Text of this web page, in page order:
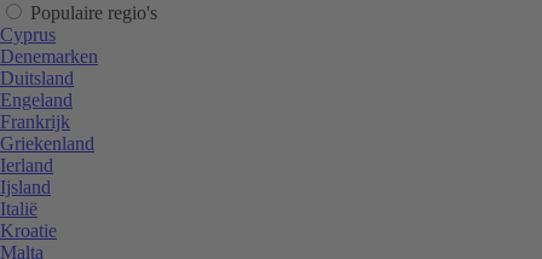
Populaire regio's
Cyprus
Denemarken
Duitsland
Engeland
Frankrijk
Griekenland
Ierland
Ijsland
Italië
Kroatie
Malta